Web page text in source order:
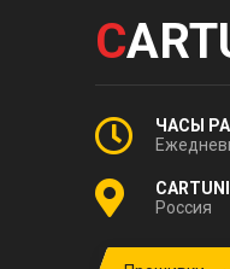
C
ЧАСЫ
Россия